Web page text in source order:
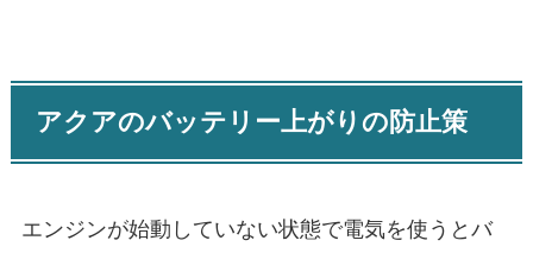
アクアのバッテリー上がりの防止策
エンジンが始動していない状態で電気を使うとバ